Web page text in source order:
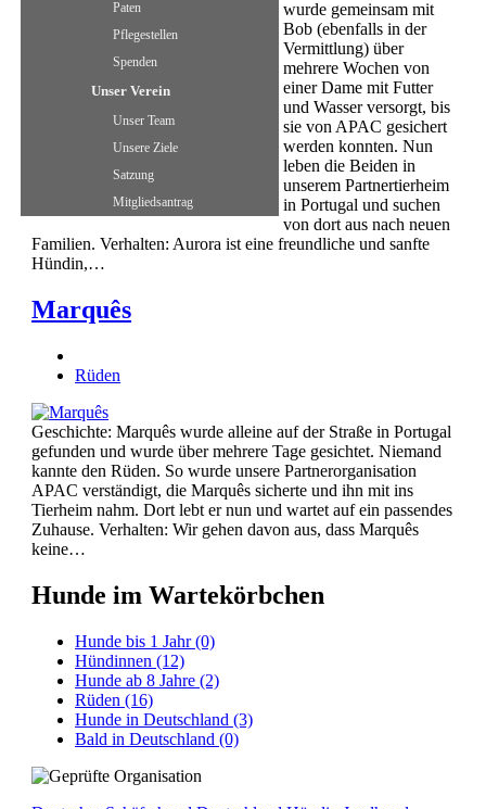
Paten
Pflegestellen
Spenden
Unser Verein
Unser Team
Unsere Ziele
Satzung
Mitgliedsantrag
wurde gemeinsam mit
Bob (ebenfalls in der
Vermittlung) über
mehrere Wochen von
einer Dame mit Futter
und Wasser versorgt, bis
sie von APAC gesichert
werden konnten. Nun
leben die Beiden in
unserem Partnertierheim
in Portugal und suchen
von dort aus nach neuen
Familien. Verhalten: Aurora ist eine freundliche und sanfte
Hündin,…
Marquês
Rüden
Geschichte: Marquês wurde alleine auf der Straße in Portugal
gefunden und wurde über mehrere Tage gesichtet. Niemand
kannte den Rüden. So wurde unsere Partnerorganisation
APAC verständigt, die Marquês sicherte und ihn mit ins
Tierheim nahm. Dort lebt er nun und wartet auf ein passendes
Zuhause. Verhalten: Wir gehen davon aus, dass Marquês
keine…
Hunde im Wartekörbchen
Hunde bis 1 Jahr(0)
Hündinnen (12)
Hunde ab 8 Jahre (2)
Rüden (16)
Hunde in Deutschland (3)
Bald in Deutschland (0)